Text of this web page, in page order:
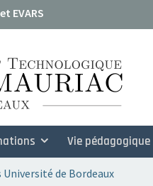
EVARS
de candidature rentrée
Vie pédagogique
de Bordeaux